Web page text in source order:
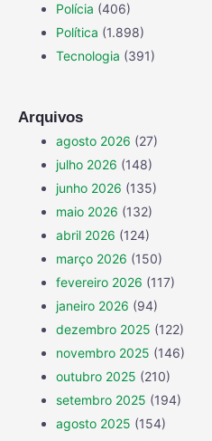
Polícia (406)
Política (1.898)
Tecnologia (391)
Arquivos
agosto 2026 (27)
julho 2026 (148)
junho 2026 (135)
maio 2026 (132)
abril 2026 (124)
março 2026 (150)
fevereiro 2026 (117)
janeiro 2026 (94)
dezembro 2025 (122)
novembro 2025 (146)
outubro 2025 (210)
setembro 2025 (194)
agosto 2025 (154)